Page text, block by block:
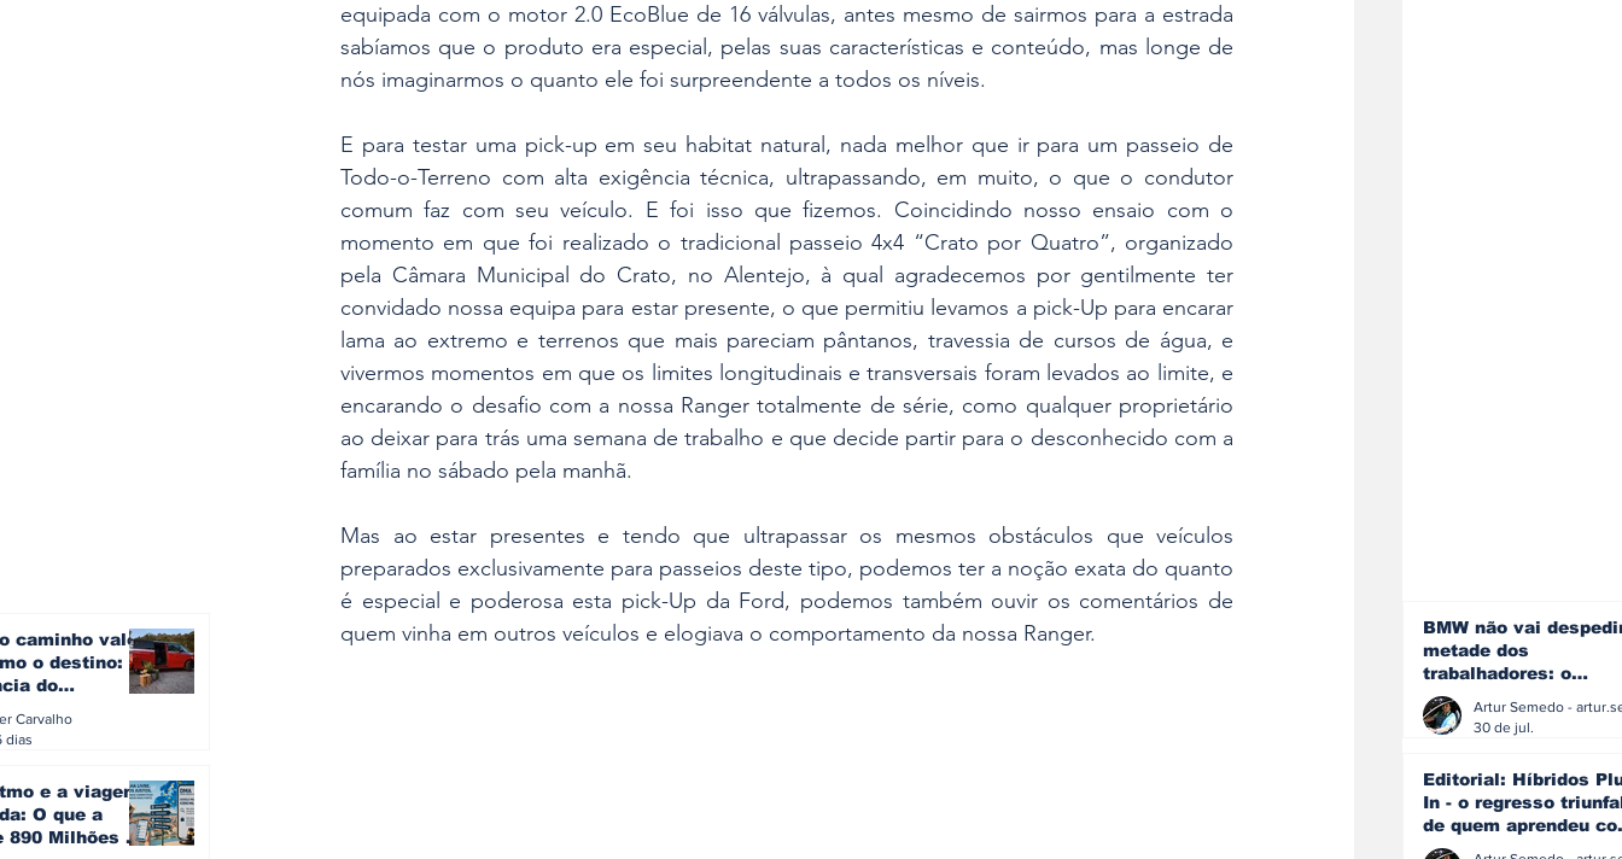
equipada com o motor 2.0 EcoBlue de 16 válvulas, antes mesmo de sairmos para a estrada
sabíamos que o produto era especial, pelas suas características e conteúdo, mas longe de
nós imaginarmos o quanto ele foi surpreendente a todos os níveis.
E para testar uma pick-up em seu habitat natural, nada melhor que ir para um passeio de
Todo-o-Terreno com alta exigência técnica, ultrapassando, em muito, o que o condutor
comum faz com seu veículo. E foi isso que fizemos. Coincidindo nosso ensaio com o
momento em que foi realizado o tradicional passeio 4x4 “Crato por Quatro”, organizado
pela Câmara Municipal do Crato, no Alentejo, à qual agradecemos por gentilmente ter
convidado nossa equipa para estar presente, o que permitiu levamos a pick-Up para encarar
lama ao extremo e terrenos que mais pareciam pântanos, travessia de cursos de água, e
vivermos momentos em que os limites longitudinais e transversais foram levados ao limite, e
encarando o desafio com a nossa Ranger totalmente de série, como qualquer proprietário
ao deixar para trás uma semana de trabalho e que decide partir para o desconhecido com a
família no sábado pela manhã.
Mas ao estar presentes e tendo que ultrapassar os mesmos obstáculos que veículos
preparados exclusivamente para passeios deste tipo, podemos ter a noção exata do quanto
é especial e poderosa esta pick-Up da Ford, podemos também ouvir os comentários de
quem vinha em outros veículos e elogiava o comportamento da nossa Ranger.
caminho vale
o destino: a
do
europeu
Carvalho
dias
e a viagem
O que a
890 Milhões à
BMW não vai
metade dos
trabalhadores: o
problema é o
que muitos decidiram
30 de jul.
Editorial: Híbridos
In - o regresso
de quem aprendeu
os erros do passado